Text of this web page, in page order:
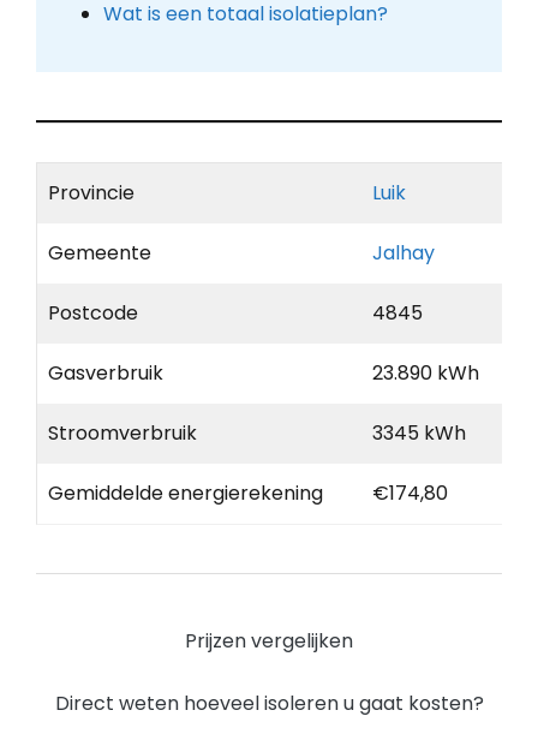
Wat is een totaal isolatieplan?
Provincie Luik
Gemeente Jalhay
Postcode 4845
Gasverbruik 23.890 kWh
Stroomverbruik 3345 kWh
Gemiddelde energierekening €174,80
Prijzen vergelijken
Direct weten hoeveel isoleren u gaat kosten?